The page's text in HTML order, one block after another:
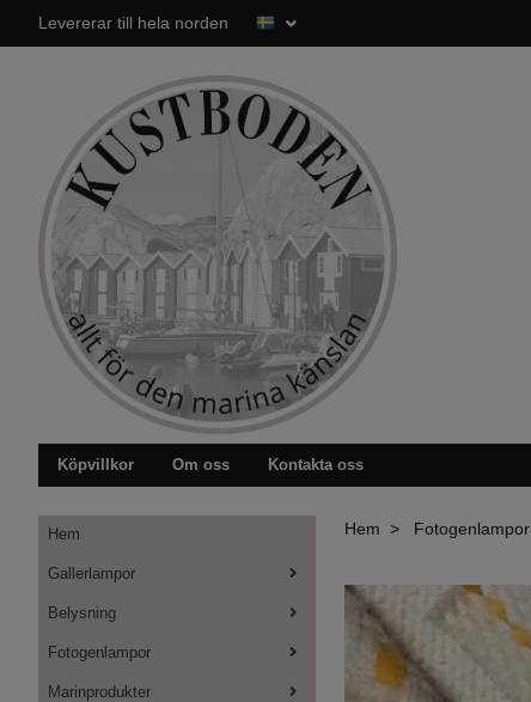
Levererar till hela norden
Köpvillkor Om oss Kontakta oss
Hem
Gallerlampor
Belysning
Fotogenlampor
Marinprodukter
Hem Fotogenlampor